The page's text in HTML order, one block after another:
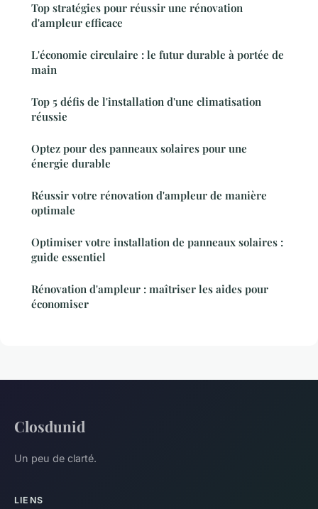
Top stratégies pour réussir une rénovation
d'ampleur efficace
L'économie circulaire : le futur durable à portée de
main
Top 5 défis de l'installation d'une climatisation
réussie
Optez pour des panneaux solaires pour une
énergie durable
Réussir votre rénovation d'ampleur de manière
optimale
Optimiser votre installation de panneaux solaires :
guide essentiel
Rénovation d'ampleur : maîtriser les aides pour
économiser
Closdunid
Un peu de clarté.
LIENS